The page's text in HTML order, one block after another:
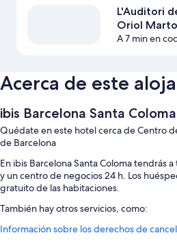
L'Auditori
Oriol
A 7 min en
Acerca de este
ibis Barcelona Santa Coloma
Quédate en este hotel cerca de Centro
de Barcelona
En ibis Barcelona Santa Coloma tendrás
y un centro de negocios 24 h. Los
gratuito de las habitaciones.
También hay otros servicios, como:
Desayuno bufé (de pago),
Información sobre los derechos de